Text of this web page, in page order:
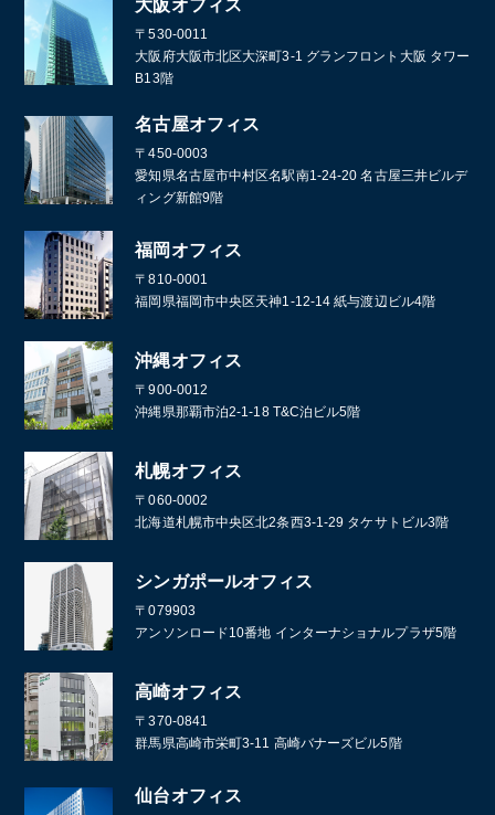
大阪オフィス
〒530-0011
大阪府大阪市北区大深町3-1 グランフロント大阪 タワー
B13階
名古屋オフィス
〒450-0003
愛知県名古屋市中村区名駅南1-24-20 名古屋三井ビルデ
ィング新館9階
福岡オフィス
〒810-0001
福岡県福岡市中央区天神1-12-14 紙与渡辺ビル4階
沖縄オフィス
〒900-0012
沖縄県那覇市泊2-1-18 T&C泊ビル5階
札幌オフィス
〒060-0002
北海道札幌市中央区北2条西3-1-29 タケサトビル3階
シンガポールオフィス
〒079903
アンソンロード10番地 インターナショナルプラザ5階
高崎オフィス
〒370-0841
群馬県高崎市栄町3-11 高崎バナーズビル5階
仙台オフィス